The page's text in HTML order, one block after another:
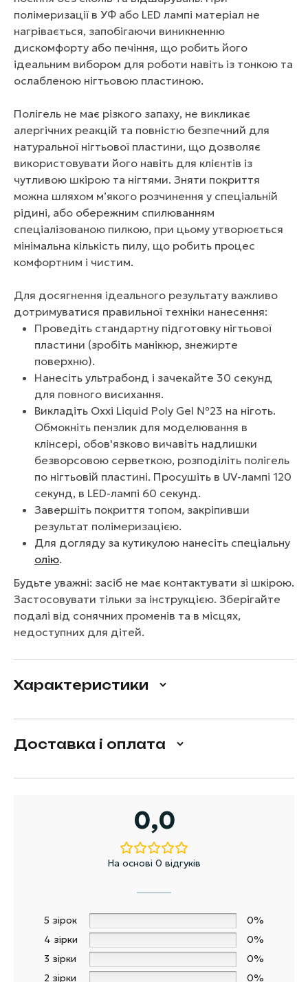
полімеризації в УФ або LED лампі матеріал не
нагрівається, запобігаючи виникненню
дискомфорту або печіння, що робить його
ідеальним вибором для роботи навіть із тонкою та
ослабленою нігтьовою пластиною.
Полігель не має різкого запаху, не викликає
алергічних реакцій та повністю безпечний для
натуральної нігтьової пластини, що дозволяє
використовувати його навіть для клієнтів із
чутливою шкірою та нігтями. Зняти покриття
можна шляхом м’якого розчинення у спеціальній
рідині, або обережним спилюванням
спеціалізованою пилкою, при цьому утворюється
мінімальна кількість пилу, що робить процес
комфортним і чистим.
Для досягнення ідеального результату важливо
дотримуватися правильної техніки нанесення:
Проведіть стандартну підготовку нігтьової
пластини (зробіть манікюр, знежирте
поверхню).
Нанесіть ультрабонд і зачекайте 30 секунд
для повного висихання.
Викладіть Oxxi Liquid Poly Gel №23 на ніготь.
Обмокніть пензлик для моделювання в
клінсері, обов'язково вичавіть надлишки
безворсовою серветкою, розподіліть полігель
по нігтьовій пластині. Просушіть в UV-лампі 120
секунд, в LED-лампі 60 секунд.
Завершіть покриття топом, закріпивши
результат полімеризацією.
Для догляду за кутикулою нанесіть спеціальну
олію.
Будьте уважні: засіб не має контактувати зі шкірою.
Застосовувати тільки за інструкцією. Зберігайте
подалі від сонячних променів та в місцях,
недоступних для дітей.
Характеристики
Доставка і оплата
0,0
На основі 0 відгуків
5 зірок
0%
4 зірки
0%
3 зірки
0%
2 зірки
0%